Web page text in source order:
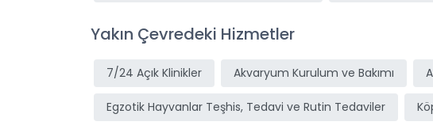
Yakın Çevredeki Hizmetler
7/24 Açık Klinikler Akvaryum Kurulum ve Bakımı
Egzotik Hayvanlar Teşhis, Tedavi ve Rutin Tedaviler